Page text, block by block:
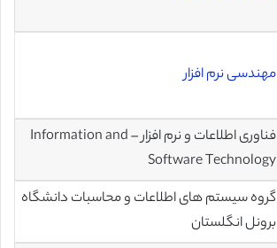
مهندسی نرم افزار
فناوری اطلاعات و نرم افزار – Information and
Software Technology
گروه سیستم های اطلاعات و محاسبات دانشگاه
برونل انگلستان